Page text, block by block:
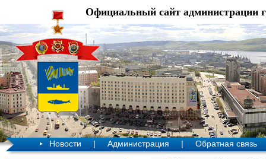
Официальный сайт администрации
Новости | Администрация | Обратная связь